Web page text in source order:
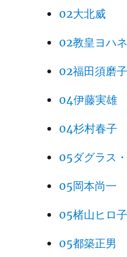
02大北威
02教皇ヨハ
02福田須磨子
04伊藤実雄
04杉村春子
05ダグラス
05岡本尚一
05楮山ヒロ子
05都築正男